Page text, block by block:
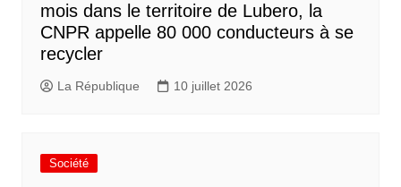
mois dans le territoire de Lubero, la
CNPR appelle 80 000 conducteurs à se
recycler
La République 10 juillet 2026
Société